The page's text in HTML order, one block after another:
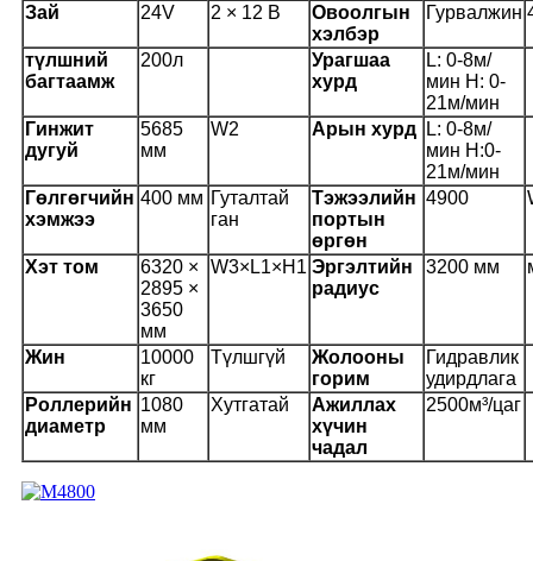
Зай 24V 2 × 12 В
Овоолгын
хэлбэр
Гурвалжин
түлшний
багтаамж
200л
Урагшаа
хурд
L: 0-8м/
мин H: 0-
21м/мин
Гинжит
дугуй
5685
мм
W2 Арын хурд
L: 0-8м/
мин H:0-
21м/мин
Гөлгөгчийн
хэмжээ
400 мм Гуталтай
ган
Тэжээлийн
портын
өргөн
4900
Хэт том
6320 ×
2895 ×
3650
мм
W3×L1×H1 Эргэлтийн
радиус
3200 мм
Жин
10000
кг
Түлшгүй
Жолооны
горим
Гидравлик
удирдлага
Роллерийн
диаметр
1080
мм
Хутгатай
Ажиллах
хүчин
чадал
2500м³/цаг